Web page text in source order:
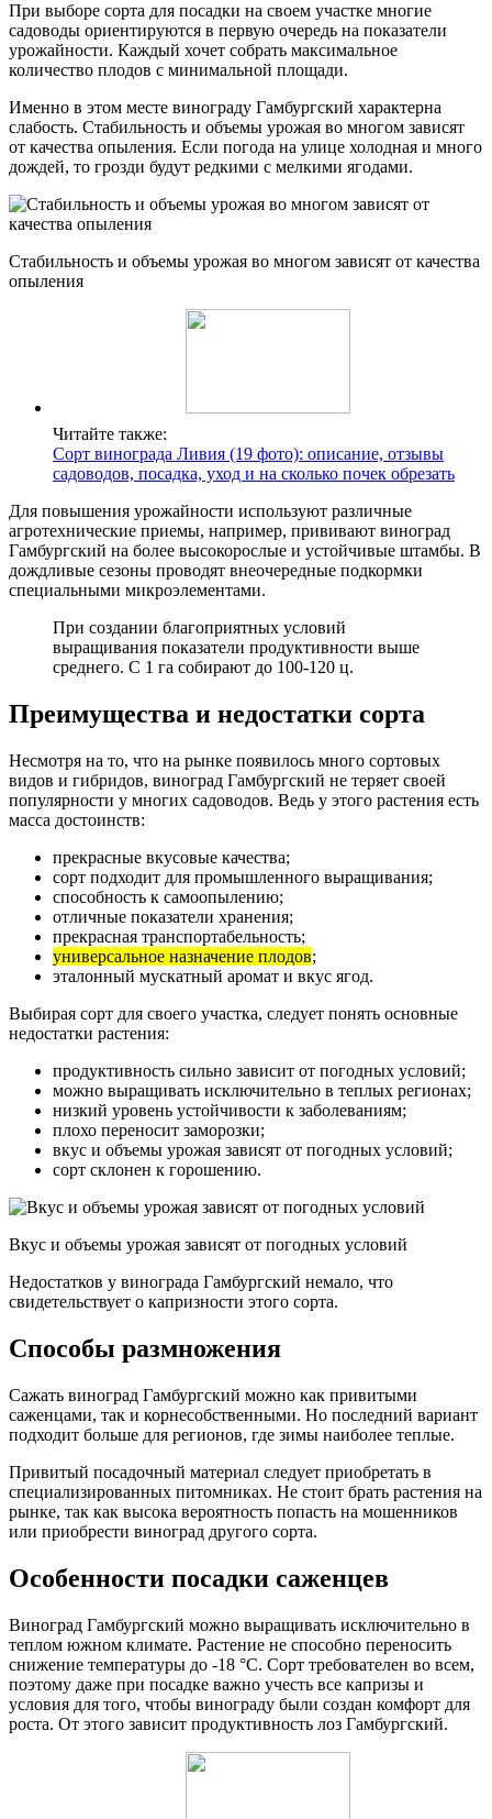
При выборе сорта для посадки на своем участке многие
садоводы ориентируются в первую очередь на показатели
урожайности. Каждый хочет собрать максимальное
количество плодов с минимальной площади.
Именно в этом месте винограду Гамбургский характерна
слабость. Стабильность и объемы урожая во многом зависят
от качества опыления. Если погода на улице холодная и много
дождей, то грозди будут редкими с мелкими ягодами.
Стабильность и объемы урожая во многом зависят от качества
опыления
Читайте также:
Сорт винограда Ливия (19 фото): описание, отзывы
садоводов, посадка, уход и на сколько почек обрезать
Для повышения урожайности используют различные
агротехнические приемы, например, прививают виноград
Гамбургский на более высокорослые и устойчивые штамбы. В
дождливые сезоны проводят внеочередные подкормки
специальными микроэлементами.
При создании благоприятных условий
выращивания показатели продуктивности выше
среднего. С 1 га собирают до 100-120 ц.
Преимущества и недостатки сорта
Несмотря на то, что на рынке появилось много сортовых
видов и гибридов, виноград Гамбургский не теряет своей
популярности у многих садоводов. Ведь у этого растения есть
масса достоинств:
прекрасные вкусовые качества;
сорт подходит для промышленного выращивания;
способность к самоопылению;
отличные показатели хранения;
прекрасная транспортабельность;
универсальное назначение плодов;
эталонный мускатный аромат и вкус ягод.
Выбирая сорт для своего участка, следует понять основные
недостатки растения:
продуктивность сильно зависит от погодных условий;
можно выращивать исключительно в теплых регионах;
низкий уровень устойчивости к заболеваниям;
плохо переносит заморозки;
вкус и объемы урожая зависят от погодных условий;
сорт склонен к горошению.
Вкус и объемы урожая зависят от погодных условий
Недостатков у винограда Гамбургский немало, что
свидетельствует о капризности этого сорта.
Способы размножения
Сажать виноград Гамбургский можно как привитыми
саженцами, так и корнесобственными. Но последний вариант
подходит больше для регионов, где зимы наиболее теплые.
Привитый посадочный материал следует приобретать в
специализированных питомниках. Не стоит брать растения на
рынке, так как высока вероятность попасть на мошенников
или приобрести виноград другого сорта.
Особенности посадки саженцев
Виноград Гамбургский можно выращивать исключительно в
теплом южном климате. Растение не способно переносить
снижение температуры до -18 °С. Сорт требователен во всем,
поэтому даже при посадке важно учесть все капризы и
условия для того, чтобы винограду были создан комфорт для
роста. От этого зависит продуктивность лоз Гамбургский.